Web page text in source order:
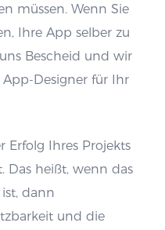
müssen. Wenn Sie
Ihre App selber zu
Bescheid und wir
Designer für Ihr
Erfolg Ihres Projekts
Das heißt, wenn das
dann
und die